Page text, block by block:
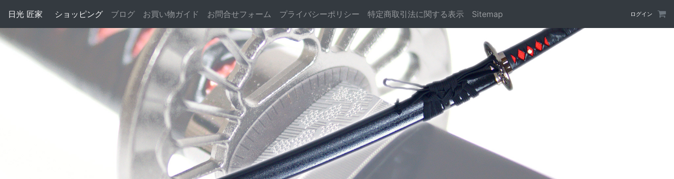
日光 匠家 ログイン
ショッピング ブログ お買い物ガイド お問合せフォーム プライバシーポリシー 特定商取引法に関する表示 Sitemap